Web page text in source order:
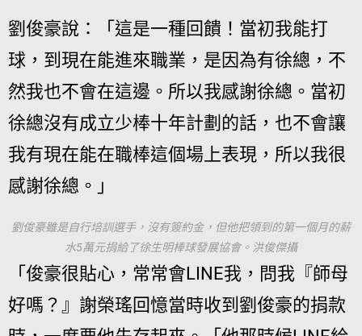
劉俊豪說：「這是一種回饋！當初我能打
球，到現在能進來職業，是因為有徐總，不
然我也不會在這邊。所以我感謝徐總。當初
徐總沒有成立少棒十年計劃的話，也不會讓
我有現在能在職棒這個場上表現，所以我很
感謝徐總。」
劉俊豪雖是自行培訓選手，沒有簽約金，但他把領到的第一個月的薪
水5萬元捐給了徐生明棒球發展協會。洪俊傑攝
「俊豪很貼心，常常會LINE我，問我『師母
好嗎？』謝榮瑤回憶當時收到劉俊豪的捐款